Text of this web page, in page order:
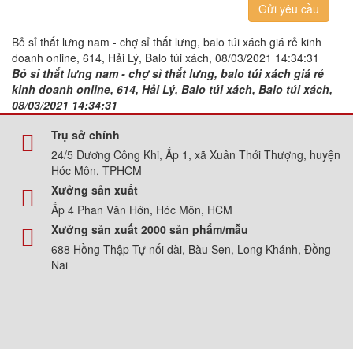
Gửi yêu cầu
Bỏ sỉ thắt lưng nam - chợ sỉ thắt lưng, balo túi xách giá rẻ kinh
doanh online, 614, Hải Lý, Balo túi xách, 08/03/2021 14:34:31
Bỏ sỉ thắt lưng nam - chợ sỉ thắt lưng, balo túi xách giá rẻ
kinh doanh online, 614, Hải Lý, Balo túi xách, Balo túi xách,
08/03/2021 14:34:31
Trụ sở chính
24/5 Dương Công Khi, Ấp 1, xã Xuân Thới Thượng, huyện
Hóc Môn, TPHCM
Xưởng sản xuất
Ấp 4 Phan Văn Hớn, Hóc Môn, HCM
Xưởng sản xuất 2000 sản phẩm/mẫu
688 Hồng Thập Tự nối dài, Bàu Sen, Long Khánh, Đồng
Nai